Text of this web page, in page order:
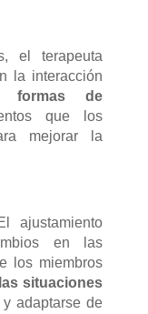
el terapeuta
la interacción
formas de
que los
mejorar la
ajustamiento
en las
los miembros
situaciones
adaptarse de